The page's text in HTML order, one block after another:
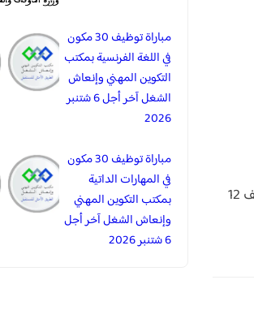
لائحة الناجحين في مباراة توظيف 12
مباراة توظيف 30 مكون
في اللغة الفرنسية بمكتب
التكوين المهني وإنعاش
الشغل آخر أجل 6 شتنبر
2026
مباراة توظيف 30 مكون
في المهارات الداتية
بمكتب التكوين المهني
وإنعاش الشغل آخر أجل
6 شتنبر 2026